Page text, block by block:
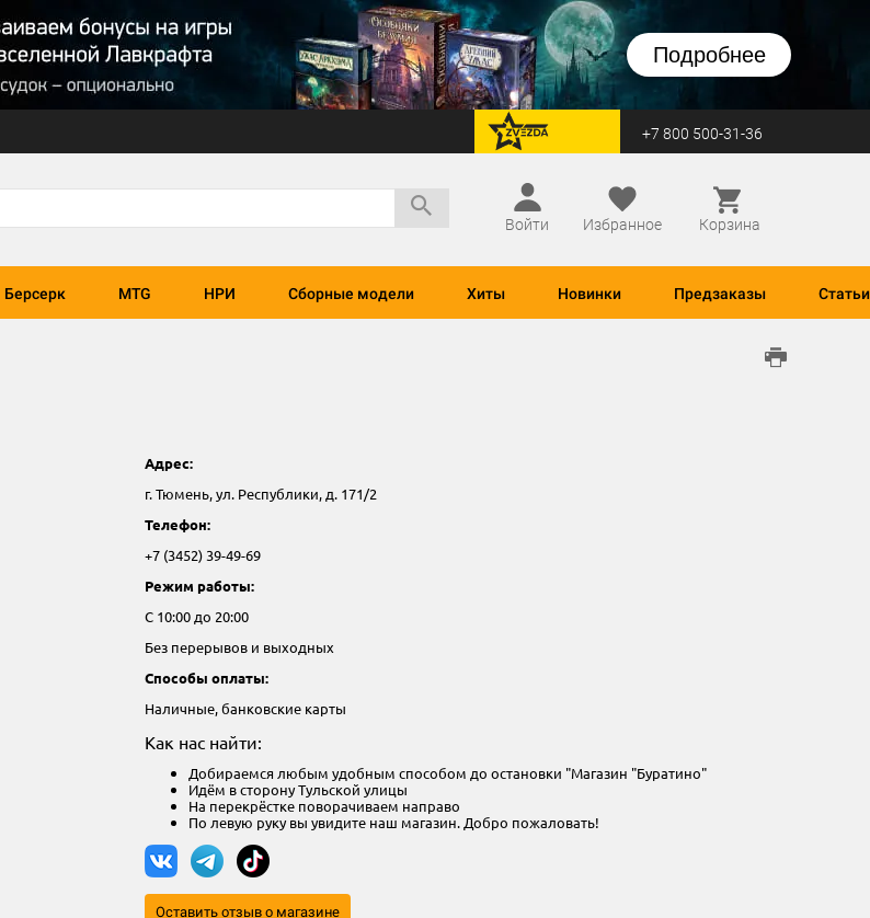
Подробнее
перейти на Zvezda +7 800 500-31-36
Войти
Избранное Корзина
Берсерк MTG НРИ Сборные модели Хиты Новинки Предзаказы Статьи
Адрес:
г. Тюмень, ул. Республики, д. 171/2
Телефон:
+7 (3452) 39-49-69
Режим работы:
С 10:00 до 20:00
Без перерывов и выходных
Способы оплаты:
Наличные, банковские карты
Как нас найти:
Добираемся любым удобным способом до остановки "Магазин "Буратино"
Идём в сторону Тульской улицы
На перекрёстке поворачиваем направо
По левую руку вы увидите наш магазин. Добро пожаловать!
Оставить отзыв о магазине